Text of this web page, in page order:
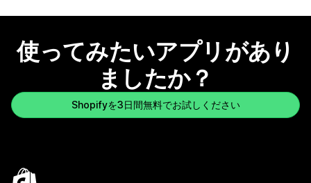
使ってみたいアプリがあり
ましたか？
Shopifyを3日間無料でお試しください